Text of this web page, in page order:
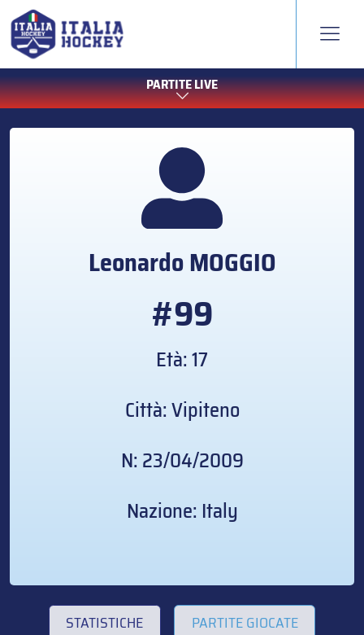
PARTITE LIVE
LeonardoMOGGIO
#99
Età: 17
Città: Vipiteno
N: 23/04/2009
Nazione: Italy
STATISTICHE PARTITE GIOCATE